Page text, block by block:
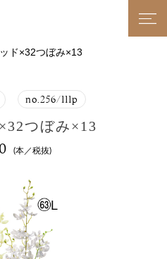
ド×32つぼみ×13
no.256/111p
つぼみ×13
(本／税抜)